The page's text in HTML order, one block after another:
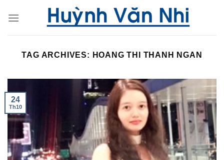
TAG ARCHIVES: HOANG THI THANH NGAN
24
Th10